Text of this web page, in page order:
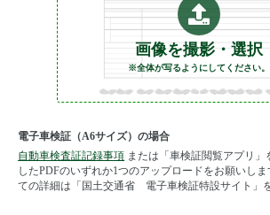
画像を撮影・選択
※全体が写るようにしてください。
電子車検証（A6サイズ）の場合
自動車検査証記録事項 または「車検証閲覧アプリ
したPDFのいずれか1つのアップロードをお願いし
ての詳細は「国土交通省 電子車検証特設サイト」